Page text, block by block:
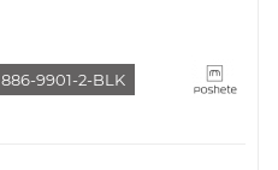
886-9901-2-BLK